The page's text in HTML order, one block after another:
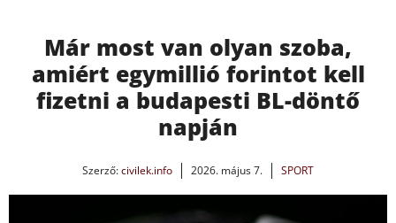
Már most van olyan szoba,
amiért egymillió forintot kell
fizetni a budapesti BL-döntő
napján
Szerző:civilek.info 2026. május 7. SPORT